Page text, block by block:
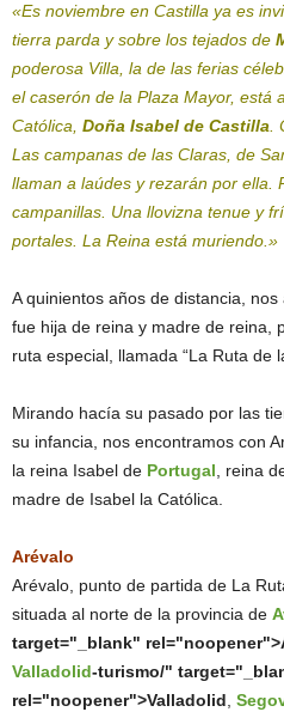
«Es noviembre en Castilla ya es
tierra parda y sobre los tejados de
poderosa Villa, la de las ferias
el caserón de la Plaza Mayor, está
Católica, Doña Isabel de Castilla
Las campanas de las Claras, de
llaman a laúdes y rezarán por ella.
campanillas. Una llovizna tenue y
portales. La Reina está muriendo.»
A quinientos años de distancia,
fue hija de reina y madre de reina,
ruta especial, llamada “La Ruta de
Mirando hacía su pasado por las
su infancia, nos encontramos con
la reina Isabel de Portugal , reina
madre de Isabel la Católica.
Arévalo
Arévalo, punto de partida de La
situada al norte de la provincia de
target="_blank"
Valladolid-turismo/"
rel="noopener">Valladolid